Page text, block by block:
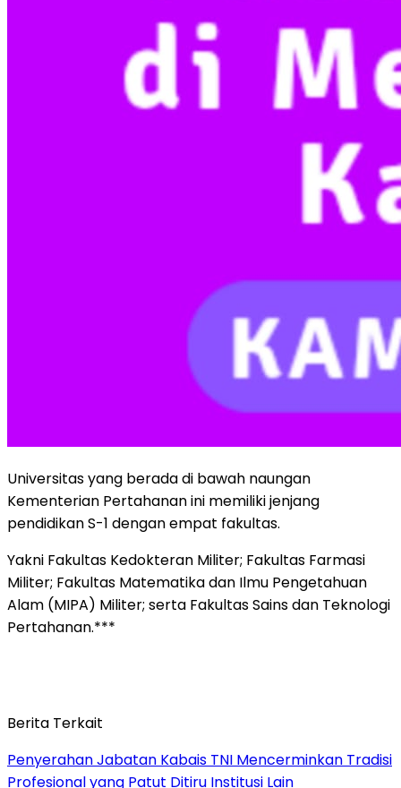
Universitas yang berada di bawah naungan
Kementerian Pertahanan ini memiliki jenjang
pendidikan S-1 dengan empat fakultas.
Yakni Fakultas Kedokteran Militer; Fakultas Farmasi
Militer; Fakultas Matematika dan Ilmu Pengetahuan
Alam (MIPA) Militer; serta Fakultas Sains dan Teknologi
Pertahanan.***
Berita Terkait
Penyerahan Jabatan Kabais TNI Mencerminkan Tradisi
Profesional yang Patut Ditiru Institusi Lain